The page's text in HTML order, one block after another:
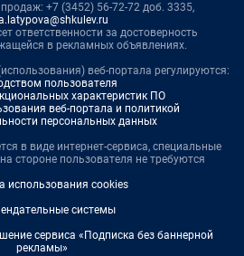
+7 (3452) 56-72-72 доб. 3335,
ответственности за достоверность
в рекламных объявлениях.
веб-портала регулируются:
пользователя
характеристик ПО
веб-портала и политикой
персональных данных
в виде интернет-сервиса, специальные
стороне пользователя не требуются
использования cookies
системы
сервиса «Подписка без баннерной
рекламы»